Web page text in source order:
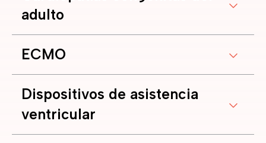
adulto
ECMO
Dispositivos de asistencia
ventricular